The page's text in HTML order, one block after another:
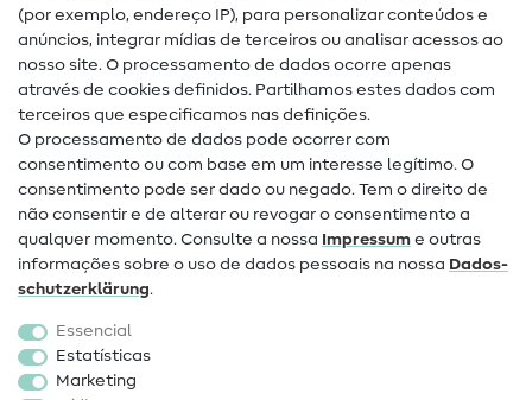
Guias de costura
Ajuda e contacto
Contacto
Mudança de proprietário
Perguntas frequentes (FAQ)
Direito de cancelamento
Popular
Tecidos
Acessórios de costura
(por exemplo, endereço IP), para personalizar conteúdos e
anúncios, integrar mídias de terceiros ou analisar acessos ao
nosso site. O processamento de dados ocorre apenas
através de cookies definidos. Partilhamos estes dados com
terceiros que especificamos nas definições.
O processamento de dados pode ocorrer com
consentimento ou com base em um interesse legítimo. O
consentimento pode ser dado ou negado. Tem o direito de
não consentir e de alterar ou revogar o consentimento a
qualquer momento. Consulte a nossa Impressum e outras
informações sobre o uso de dados pessoais na nossa Dados­
schutz­erklärung.
Essencial
Estatísticas
Marketing